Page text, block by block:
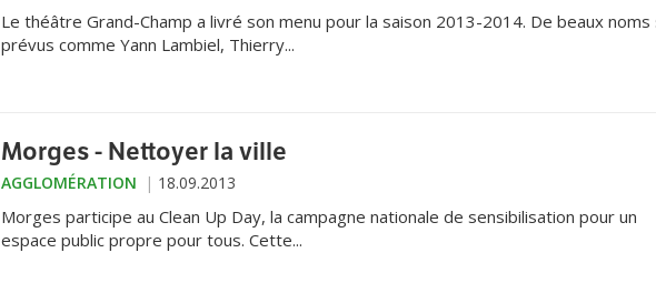
Le théâtre Grand-Champ a livré son menu pour la saison 2013-2014. De beaux
prévus comme Yann Lambiel, Thierry...
Morges - Nettoyer la ville
AGGLOMÉRATION 18.09.2013
Morges participe au Clean Up Day, la campagne nationale de sensibilisation pour un
espace public propre pour tous. Cette...